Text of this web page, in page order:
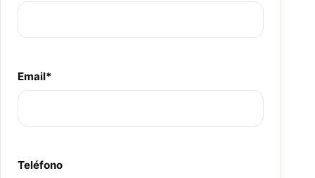
Email*
Teléfono